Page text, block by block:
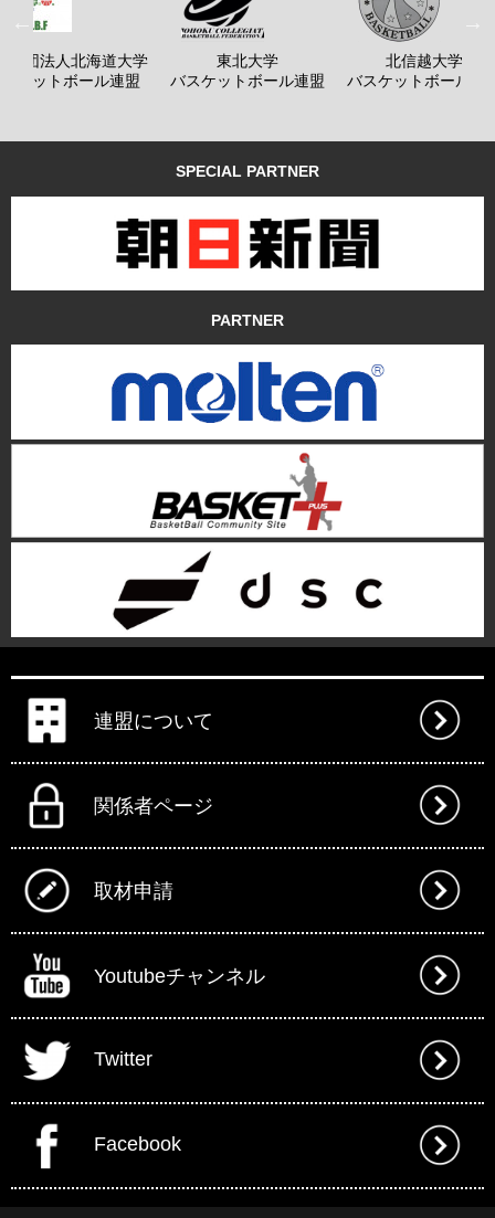
社団法人北海道大学
ケットボール連盟
東北大学
バスケットボール連盟
北信越大学
バスケットボール連
SPECIAL PARTNER
PARTNER
連盟について
関係者ページ
取材申請
Youtubeチャンネル
Twitter
Facebook